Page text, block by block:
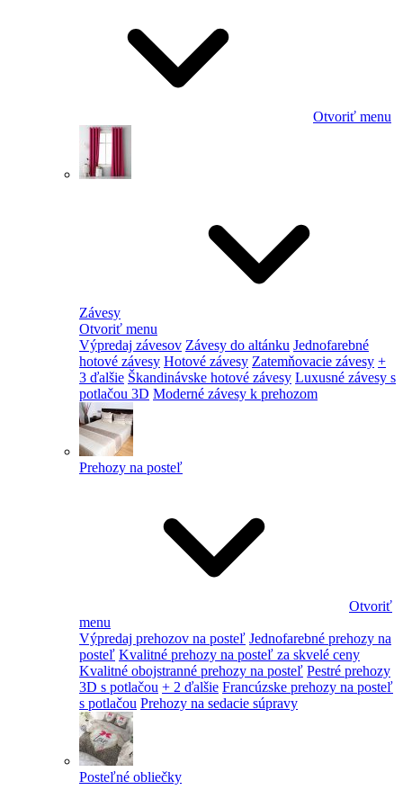
Otvoriť menu
Závesy
Otvoriť menu
Výpredaj závesov Závesy do altánku Jednofarebné
hotové závesy Hotové závesy Zatemňovacie závesy +
3 ďalšie Škandinávske hotové závesy Luxusné závesy s
potlačou 3D Moderné závesy k prehozom
Prehozy na posteľ
Otvoriť
menu
Výpredaj prehozov na posteľ Jednofarebné prehozy na
posteľ Kvalitné prehozy na posteľ za skvelé ceny
Kvalitné obojstranné prehozy na posteľ Pestré prehozy
3D s potlačou + 2 ďalšie Francúzske prehozy na posteľ
s potlačou Prehozy na sedacie súpravy
Posteľné obliečky